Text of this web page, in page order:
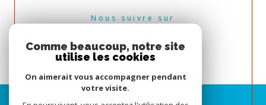
Nous suivre sur
Comme beaucoup, notre site
utilise les cookies
On aimerait vous accompagner pendant
votre visite.